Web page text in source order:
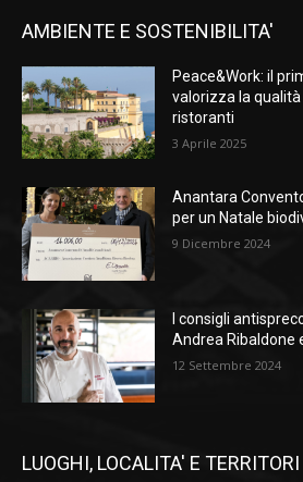
AMBIENTE E SOSTENIBILITA'
Peace&Work: il
valorizza la
ristoranti
3 Aprile 2025
Anantara
per un Natale
9 Dicembre 2024
I consigli
Andrea Ribaldone
12 Settembre 2024
LUOGHI, LOCALITA' E TERRITORI